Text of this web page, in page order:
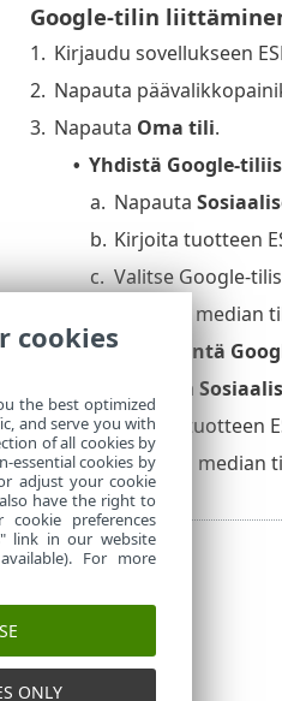
Google-tilin
1. Kirjaudu sovellukseen
2. Napauta
3. Napauta Oma tili.
• Yhdistä Google-
a. Napauta
b. Kirjoita tuotteen
c. Valitse Google-
Sosiaalisen median
• Poista liitäntä
Napauta
b. Kirjoita tuotteen
Sosiaalisen median
cookies
the best optimized
and serve you with
of all cookies by
essential cookies by
adjust your cookie
have the right to
preferences
link in our website
For more
ONLY